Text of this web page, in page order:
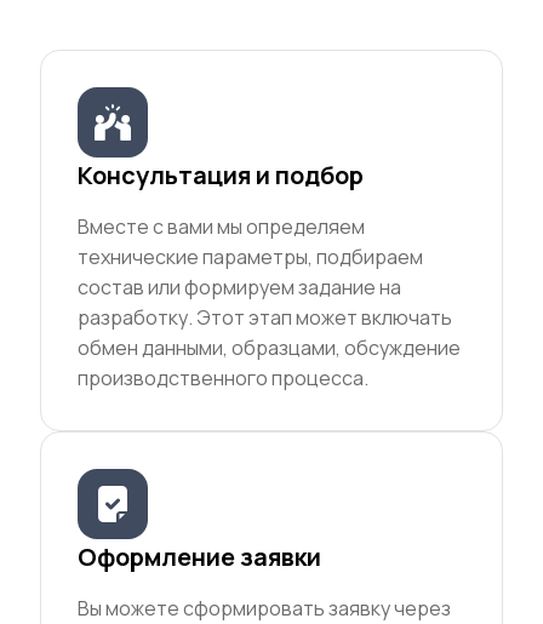
Консультация и подбор
Вместе с вами мы определяем
технические параметры, подбираем
состав или формируем задание на
разработку. Этот этап может включать
обмен данными, образцами, обсуждение
производственного процесса.
Оформление заявки
Вы можете сформировать заявку через